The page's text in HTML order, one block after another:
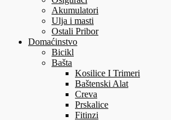
Akumulatori
Ulja i masti
Ostali Pribor
Domaćinstvo
Bicikl
Bašta
Kosilice I Trimeri
Baštenski Alat
Creva
Prskalice
Fitinzi